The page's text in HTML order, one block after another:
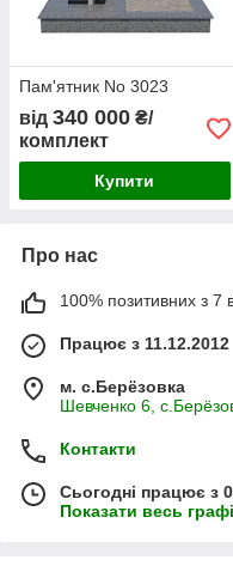
Пам'ятник No 3023
від 340 000 ₴/
комплект
Купити
Про нас
100% позитивних з 7
Працює з 11.12.2012
м. с.Берёзовка
Шевченко 6,
Контакти
Сьогодні працює з
Показати весь